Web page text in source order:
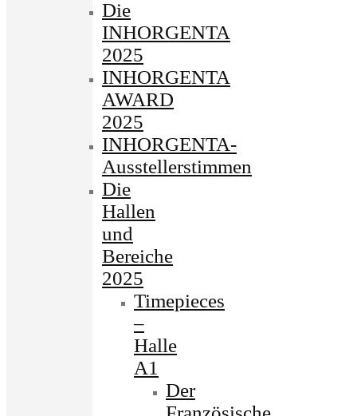
Die
INHORGENTA
2025
INHORGENTA
AWARD
2025
INHORGENTA-
Ausstellerstimmen
Die
Hallen
und
Bereiche
2025
Timepieces
–
Halle
A1
Der